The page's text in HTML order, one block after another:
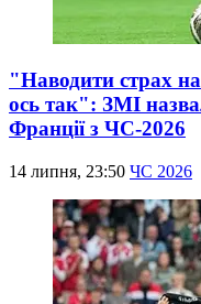
"Наводити страх
ось так": ЗМІ
Франції з ЧС-2026
14 липня, 23:50 ЧС 2026